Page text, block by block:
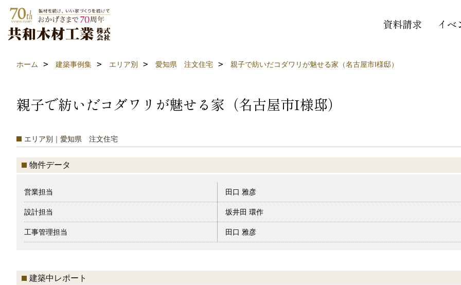
資料請求 イベ
ホーム 建築事例集 エリア別 愛知県 注文住宅 親子で紡いだコダワリが魅せる家（名古屋市I様邸）
親子で紡いだコダワリが魅せる家（名古屋市I様邸）
エリア別｜愛知県 注文住宅
物件データ
営業担当 田口 雅彦
設計担当 坂井田 環作
工事管理担当 田口 雅彦
建築中レポート